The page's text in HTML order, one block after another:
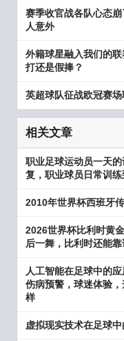
赛季收官战各队心态
人意外
外籍球星融入我们的
打还是假捧？
英超球队征战欧冠赛
相关文章
职业足球运动员一天
复，职业球员日常训
2010年世界杯西班牙
2026世界杯比利时黄
后一舞，比利时还能
人工智能在足球中的
伤病预警，球迷体验
样
虚拟现实技术在足球中